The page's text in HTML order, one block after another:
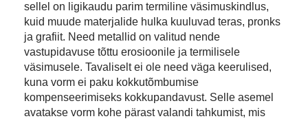
sellel on ligikaudu parim termiline väsimuskindlus,
kuid muude materjalide hulka kuuluvad teras, pronks
ja grafiit. Need metallid on valitud nende
vastupidavuse tõttu erosioonile ja termilisele
väsimusele. Tavaliselt ei ole need väga keerulised,
kuna vorm ei paku kokkutõmbumise
kompenseerimiseks kokkupandavust. Selle asemel
avatakse vorm kohe pärast valandi tahkumist, mis